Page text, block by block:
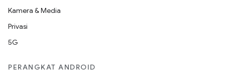
Kamera & Media
Privasi
5G
PERANGKAT ANDROID